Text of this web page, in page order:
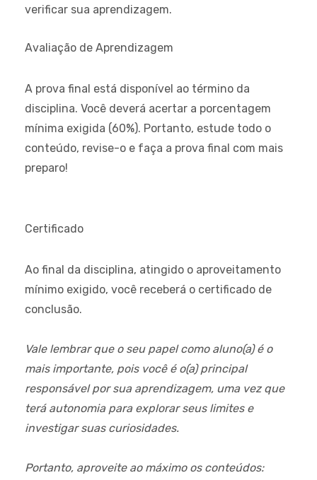
verificar sua aprendizagem.
Avaliação de Aprendizagem
A prova final está disponível ao término da
disciplina. Você deverá acertar a porcentagem
mínima exigida (60%). Portanto, estude todo o
conteúdo, revise-o e faça a prova final com mais
preparo!
Certificado
Ao final da disciplina, atingido o aproveitamento
mínimo exigido, você receberá o certificado de
conclusão.
Vale lembrar que o seu papel como aluno(a) é o
mais importante, pois você é o(a) principal
responsável por sua aprendizagem, uma vez que
terá autonomia para explorar seus limites e
investigar suas curiosidades.
Portanto, aproveite ao máximo os conteúdos: